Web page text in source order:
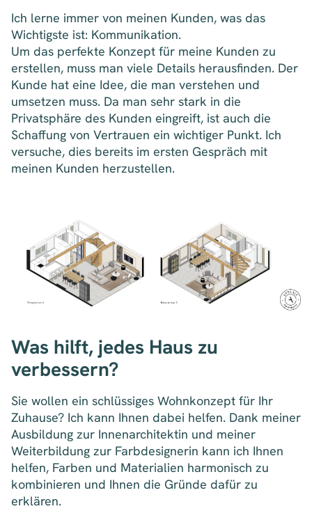
Ich lerne immer von meinen Kunden, was das
Wichtigste ist: Kommunikation.
Um das perfekte Konzept für meine Kunden zu
erstellen, muss man viele Details herausfinden. Der
Kunde hat eine Idee, die man verstehen und
umsetzen muss. Da man sehr stark in die
Privatsphäre des Kunden eingreift, ist auch die
Schaffung von Vertrauen ein wichtiger Punkt. Ich
versuche, dies bereits im ersten Gespräch mit
meinen Kunden herzustellen.
Was hilft, jedes Haus zu
verbessern?
Sie wollen ein schlüssiges Wohnkonzept für Ihr
Zuhause? Ich kann Ihnen dabei helfen. Dank meiner
Ausbildung zur Innenarchitektin und meiner
Weiterbildung zur Farbdesignerin kann ich Ihnen
helfen, Farben und Materialien harmonisch zu
kombinieren und Ihnen die Gründe dafür zu
erklären.